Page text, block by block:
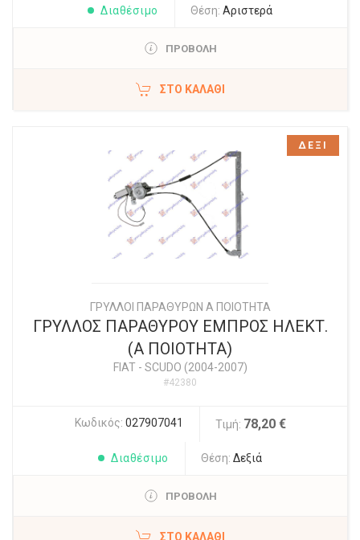
Διαθέσιμο Θέση: Αριστερά
ΠΡΟΒΟΛΗ
ΣΤΟ ΚΑΛΆΘΙ
ΓΡΥΛΛΟΙ ΠΑΡΑΘΥΡΩΝ Α ΠΟΙΟΤΗΤΑ
ΓΡΥΛΛΟΣ ΠΑΡΑΘΥΡΟΥ ΕΜΠΡΟΣ ΗΛΕΚΤ.
(Α ΠΟΙΟΤΗΤΑ)
FIAT- SCUDO (2004-2007)
#42380
Κωδικός: 027907041 Τιμή: 78,20 €
Διαθέσιμο Θέση: Δεξιά
ΠΡΟΒΟΛΗ
ΣΤΟ ΚΑΛΆΘΙ
ΔΕΞΙ